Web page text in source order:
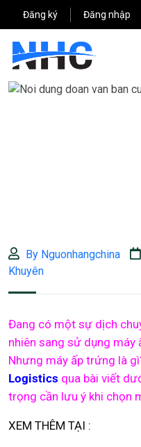
Đăng ký Đăng nhập
By Nguonhangchina
Khuyên
Đang có một sự dịch
nhiên sang sử dụng
Nhưng máy ấp trứng là
Logistics qua bài viết
trọng cần lưu ý khi chọn
XEM THÊM TẠI :